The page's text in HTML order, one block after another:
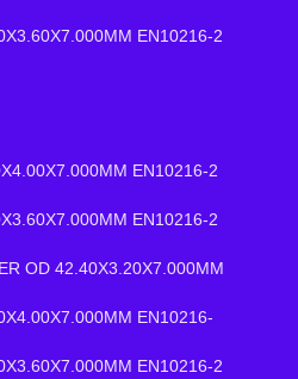
EN10216-2
EN10216-2
EN10216-2
OD 42.40X3.20X7.000MM
EN10216-
EN10216-2